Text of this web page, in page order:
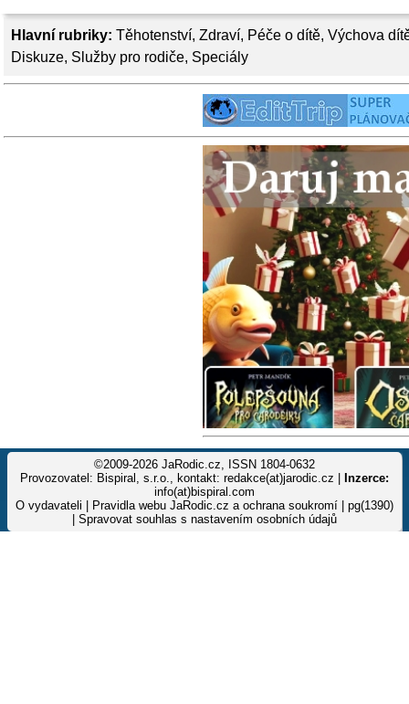
Hlavní rubriky: Těhotenství, Zdraví, Péče o dítě, Výchova
Diskuze, Služby pro rodiče, Speciály
©2009-2026 JaRodic.cz, ISSN 1804-0632
Provozovatel: Bispiral, s.r.o., kontakt: redakce(at)jarodic.cz |
Inzerce:
info(at)bispiral.com
O vydavateli
Pravidla webu JaRodic.cz a ochrana soukromí | pg(1390)
Spravovat souhlas s nastavením osobních údajů